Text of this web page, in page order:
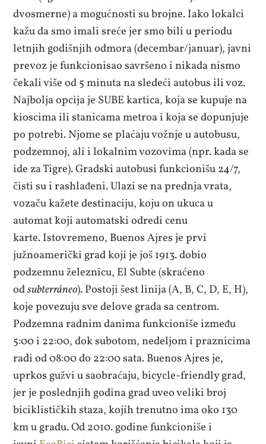
dvosmerne) a mogućnosti su brojne. Iako lokalci
kažu da smo imali sreće jer smo bili u periodu
letnjih godišnjih odmora (decembar/januar), javni
prevoz je funkcionisao savršeno i nikada nismo
čekali više od 5 minuta na sledeći autobus ili voz.
Najbolja opcija je SUBE kartica, koja se kupuje na
kioscima ili stanicama metroa i koja se dopunjuje
po potrebi. Njome se plaćaju vožnje u autobusu,
podzemnoj, ali i lokalnim vozovima (npr. kada se
ide za Tigre). Gradski autobusi funkcionišu 24/7,
čisti su i rashlađeni. Ulazi se na prednja vrata,
vozaču kažete destinaciju, koju on ukuca u
automat koji automatski odredi cenu
karte. Istovremeno, Buenos Ajres je prvi
južnoamerički grad koji je još 1913. dobio
podzemnu železnicu, El Subte (skraćeno
odsubterráneo). Postoji šest linija (A, B, C, D, E, H),
koje povezuju sve delove grada sa centrom.
Podzemna radnim danima funkcioniše između
5:00 i 22:00, dok subotom, nedeljom i praznicima
radi od 08:00 do 22:00 sata. Buenos Ajres je,
uprkos gužvi u saobraćaju, bicycle-friendly grad,
jer je poslednjih godina grad uveo veliki broj
biciklističkih staza, kojih trenutno ima oko 130
km u gradu. Od 2010. godine funkcioniše i